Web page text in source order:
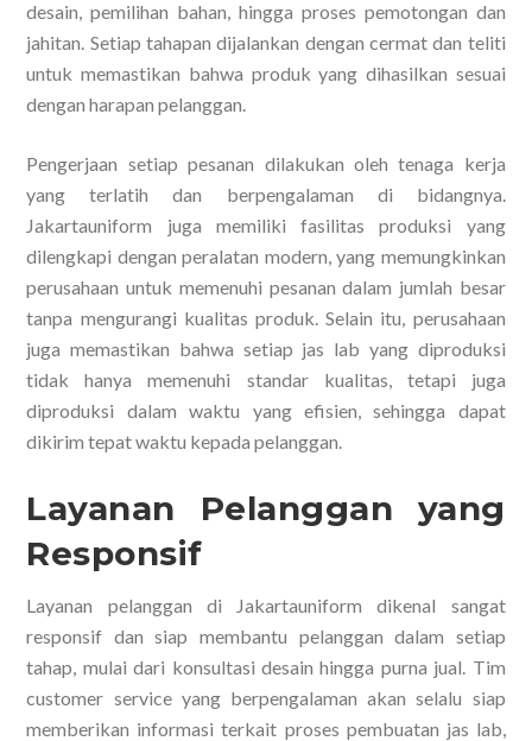
desain, pemilihan bahan, hingga proses pemotongan dan
jahitan. Setiap tahapan dijalankan dengan cermat dan teliti
untuk memastikan bahwa produk yang dihasilkan sesuai
dengan harapan pelanggan.
Pengerjaan setiap pesanan dilakukan oleh tenaga kerja
yang terlatih dan berpengalaman di bidangnya.
Jakartauniform juga memiliki fasilitas produksi yang
dilengkapi dengan peralatan modern, yang memungkinkan
perusahaan untuk memenuhi pesanan dalam jumlah besar
tanpa mengurangi kualitas produk. Selain itu, perusahaan
juga memastikan bahwa setiap jas lab yang diproduksi
tidak hanya memenuhi standar kualitas, tetapi juga
diproduksi dalam waktu yang efisien, sehingga dapat
dikirim tepat waktu kepada pelanggan.
Layanan Pelanggan yang
Responsif
Layanan pelanggan di Jakartauniform dikenal sangat
responsif dan siap membantu pelanggan dalam setiap
tahap, mulai dari konsultasi desain hingga purna jual. Tim
customer service yang berpengalaman akan selalu siap
memberikan informasi terkait proses pembuatan jas lab,